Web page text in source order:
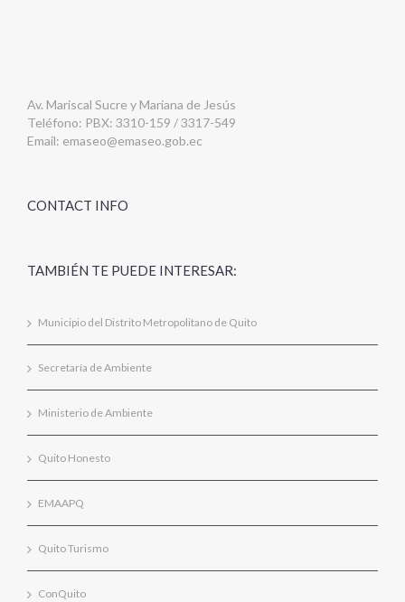
Av. Mariscal Sucre y Mariana de Jesús
Teléfono: PBX: 3310-159 / 3317-549
Email: emaseo@emaseo.gob.ec
CONTACT INFO
TAMBIÉN TE PUEDE INTERESAR:
Municipio del Distrito Metropolitano de Quito
Secretaría de Ambiente
Ministerio de Ambiente
Quito Honesto
EMAAPQ
Quito Turismo
ConQuito